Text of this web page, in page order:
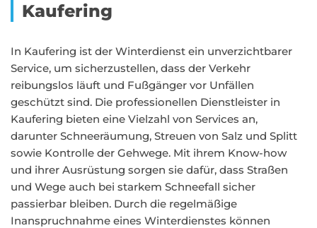
Kaufering
In Kaufering ist der Winterdienst ein unverzichtbarer
Service, um sicherzustellen, dass der Verkehr
reibungslos läuft und Fußgänger vor Unfällen
geschützt sind. Die professionellen Dienstleister in
Kaufering bieten eine Vielzahl von Services an,
darunter Schneeräumung, Streuen von Salz und Splitt
sowie Kontrolle der Gehwege. Mit ihrem Know-how
und ihrer Ausrüstung sorgen sie dafür, dass Straßen
und Wege auch bei starkem Schneefall sicher
passierbar bleiben. Durch die regelmäßige
Inanspruchnahme eines Winterdienstes können